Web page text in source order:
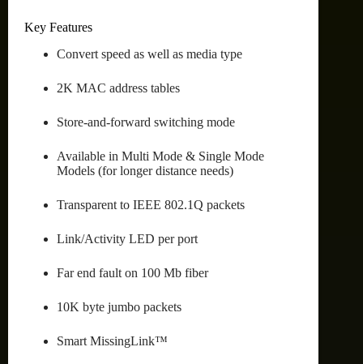
Key Features
Convert speed as well as media type
2K MAC address tables
Store-and-forward switching mode
Available in Multi Mode & Single Mode
Models (for longer distance needs)
Transparent to IEEE 802.1Q packets
Link/Activity LED per port
Far end fault on 100 Mb fiber
10K byte jumbo packets
Smart MissingLink™